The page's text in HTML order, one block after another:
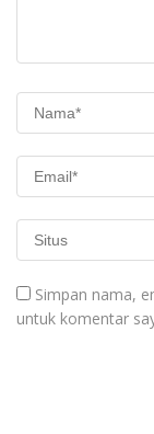
Simpan nama,
untuk komentar